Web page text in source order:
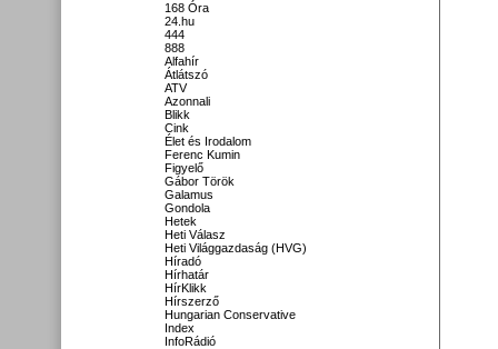
168 Óra
24.hu
444
888
Alfahír
Átlátszó
ATV
Azonnali
Blikk
Cink
Élet és Irodalom
Ferenc Kumin
Figyelő
Gábor Török
Galamus
Gondola
Hetek
Heti Válasz
Heti Világgazdaság (HVG)
Híradó
Hírhatár
HírKlikk
Hírszerző
Hungarian Conservative
Index
InfoRádió